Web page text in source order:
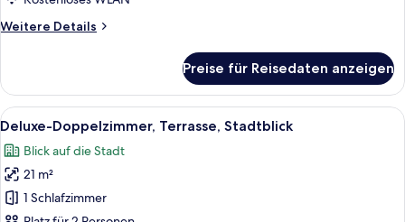
Weitere Details
Weitere
Doppelzimmer,
Stadtblick
Preise für Reisedaten anzeigen
Alle
Fotos
für
Deluxe-
Doppelzimmer,
Ein modernes Hotelzimmer mit
5
Deluxe-Doppelzimmer, Terrasse, Stadtblick
Blick auf die Stadt
21 m²
1 Schlafzimmer